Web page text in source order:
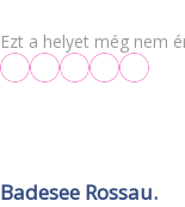
Ezt a helyet még nem
Badesee Rossau.